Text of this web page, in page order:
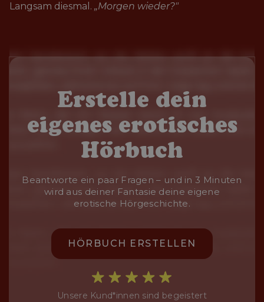
Langsam diesmal. „Morgen wieder?"
Erstelle dein
eigenes erotisches
Hörbuch
Beantworte ein paar Fragen – und in 3 Minuten
wird aus deiner Fantasie deine eigene
erotische Hörgeschichte.
HÖRBUCH ERSTELLEN
Unsere Kund*innen sind begeistert